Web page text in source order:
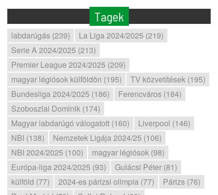
Tagek
labdarúgás (239)
La Liga 2024/2025 (219)
Serie A 2024/2025 (213)
Premier League 2024/2025 (209)
magyar légiósok külföldön (195)
TV közvetítések (195)
Bundesliga 2024/2025 (186)
Ferencváros (184)
Szoboszlai Dominik (174)
Magyar labdarúgó válogatott (160)
Liverpool (146)
NBI (138)
Nemzetek Ligája 2024/25 (106)
NBI 2024/2025 (100)
magyar légiósok (98)
Európa-liga 2024/2025 (93)
Gulácsi Péter (81)
külföld (77)
2024-es párizsi olimpia (77)
Párizs (76)